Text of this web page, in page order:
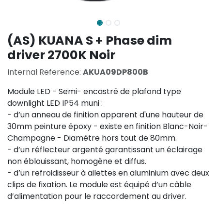
(AS) KUANA S + Phase dim
driver 2700K Noir
Internal Reference: AKUA09DP800B
Module LED - Semi- encastré de plafond type
downlight LED IP54 muni :
- d’un anneau de finition apparent d'une hauteur de
30mm peinture époxy - existe en finition Blanc-Noir-
Champagne - Diamètre hors tout de 80mm.
- d’un réflecteur argenté garantissant un éclairage
non éblouissant, homogène et diffus.
- d’un refroidisseur à ailettes en aluminium avec deux
clips de fixation. Le module est équipé d’un câble
d’alimentation pour le raccordement au driver.